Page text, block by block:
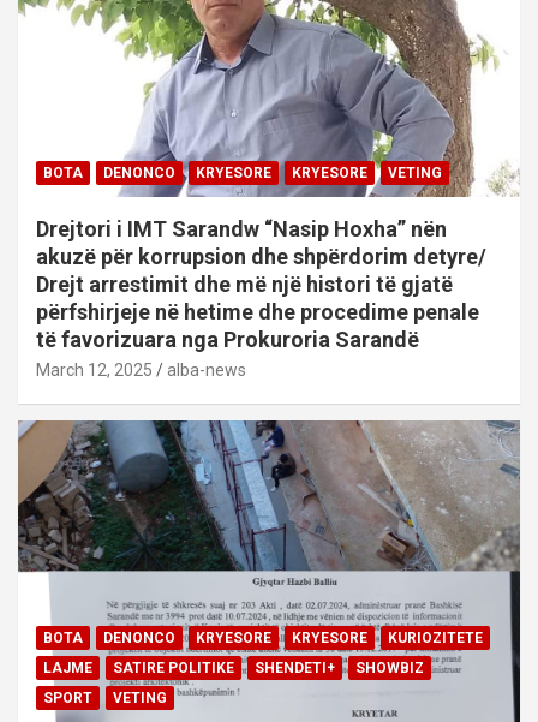
BOTA DENONCO KRYESORE KRYESORE VETING
Drejtori i IMT Sarandw “Nasip Hoxha” nën
akuzë për korrupsion dhe shpërdorim detyre/
Drejt arrestimit dhe më një histori të gjatë
përfshirjeje në hetime dhe procedime penale
të favorizuara nga Prokuroria Sarandë
March 12, 2025 alba-news
BOTA DENONCO KRYESORE KRYESORE
KURIOZITETE
LAJME
SATIRE POLITIKE SHENDETI+
SHOWBIZ
SPORT
VETING